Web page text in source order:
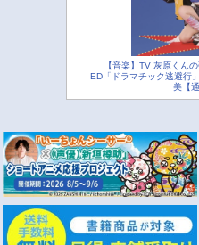
【音楽】TV 灰原くん
ED「ドラマチック逃避行
美【